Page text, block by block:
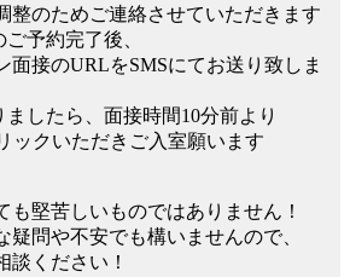
のためご連絡させていただきます
予約完了後、
接のURLをSMSにてお送り致しま
ましたら、面接時間10分前より
ックいただきご入室願います
も堅苦しいものではありません！
疑問や不安でも構いませんので、
談ください！